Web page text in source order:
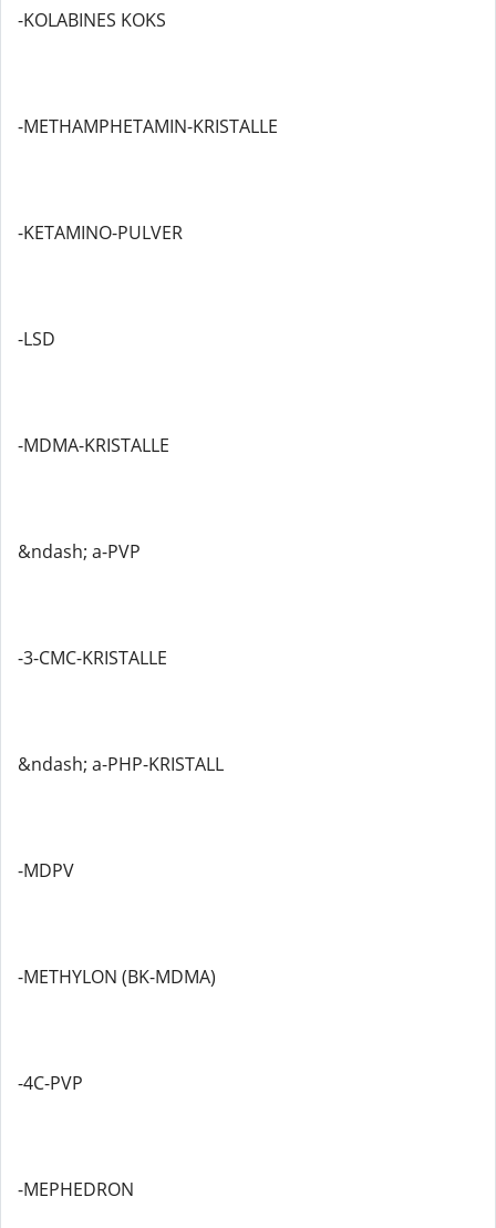
-KOLABINES KOKS
-METHAMPHETAMIN-KRISTALLE
-KETAMINO-PULVER
-LSD
-MDMA-KRISTALLE
&ndash; a-PVP
-3-CMC-KRISTALLE
&ndash; a-PHP-KRISTALL
-MDPV
-METHYLON (BK-MDMA)
-4C-PVP
-MEPHEDRON